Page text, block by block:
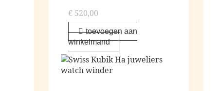
€ 520,00
toevoegen aan
winkelmand